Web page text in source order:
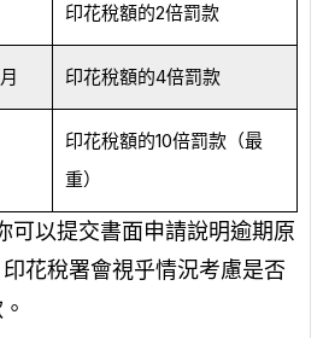
印花稅額的2倍罰款
印花稅額的4倍罰款
印花稅額的10倍罰款（最
重）
可以提交書面申請說明逾期原
花稅署會視乎情況考慮是否